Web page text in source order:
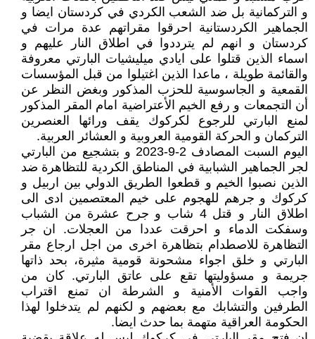
و التركمانية بل ضد الشعب الكردي في كردستان ايضا و
الجماهير الكردستانية احرقوا مقراتهم عدة مرات في
كردستان و انهم لم يترددوا في اطلاق النار عليهم و
اسماء الذين قتلوا على ايادي ميليشيات البارتي معروفة
والقائمة طويلة ، ماعدا الذين اغتيلوا من قبل المؤسسات
القمعية و الجاسوسية للحزب المذكور وبغض النظر عن
أن التجمعات و رفع الخيم الأعتراضية امام المقر المذكور
لمنع البارتي للرجوع لكركوك يقف ورائها العنصرين
التركمان و الحركة القومية العروبية و العشائر العربية.
اليوم السبت المصادف 2-9-2023 و بتشجيع من البارتي
لجر الجماهير الشبابية في المناطق الكردية للتظاهرة ضد
الذين نصبوا الخيم و قطعوا الطريق الدولي بين اربيل و
كركوك و جرهم للهجوم على خيم المعتصمين ادى الى
اطلاق النار و قتل 4 شاب و جرح عشرة من الشباب
وسفكت الدماء و احرقت عددا من العجلات. ان جر
التظاهرة للاصطدام بتظاهرة اخرى من اجل ارجاع مقر
البارتي و خلق اجواء مشحونة قومية مثيرة، بحد ذاتها
جريمة و مسؤوليتها تقع على عاتق البارتي. كان من
واجب القوات الأمنية و الشرطة ان تمنع اقتراب
الطرفين والتشابك مع بعضهم و لكنهم لم يتدخلوا لهذا
الحكومة العراقية متهمة بما حدث ايضا.